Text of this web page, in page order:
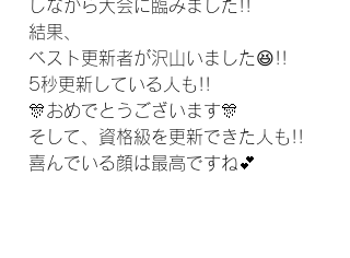
しながら大会に臨みました!!
結果、
ベスト更新者が沢山いました😆!!
5秒更新している人も!!
🎊おめでとうございます🎊
そして、資格級を更新できた人も!!
喜んでいる顔は最高ですね💕